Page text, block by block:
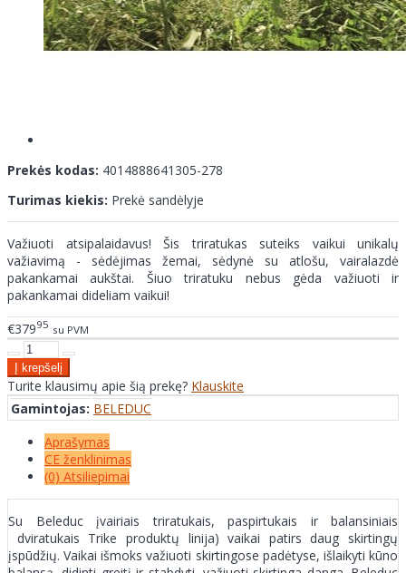
Prekės kodas: 4014888641305-278
Turimas kiekis: Prekė sandėlyje
Važiuoti atsipalaidavus! Šis triratukas suteiks vaikui unikalų
važiavimą - sėdėjimas žemai, sėdynė su atlošu, vairalazdė
pakankamai aukštai. Šiuo triratuku nebus gėda važiuoti ir
pakankamai dideliam vaikui!
€37995 su PVM
Turite klausimų apie šią prekę? Klauskite
Gamintojas: BELEDUC
Aprašymas
CE ženklinimas
(0) Atsiliepimai
Su Beleduc įvairiais triratukais, paspirtukais ir balansiniais
dviratukais Trike produktų linija) vaikai patirs daug skirtingų
įspūdžių. Vaikai išmoks važiuoti skirtingose padėtyse, išlaikyti kūno